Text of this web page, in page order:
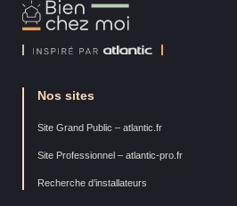
Bien
Chez
Nos sites
Site Grand Public – atlantic.fr
Site Professionnel – atlantic-pro.fr
Recherche d’installateurs